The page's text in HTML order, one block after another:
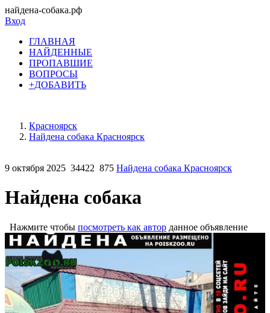
найдена-собака.рф
Вход
ГЛАВНАЯ
НАЙДЕННЫЕ
ПРОПАВШИЕ
ВОПРОСЫ
+ДОБАВИТЬ
Красноярск
Найдена собака Красноярск
9 октября 2025 34422 875 Найдена собака Красноярск
Найдена собака
Нажмите чтобы посмотреть как автор данное объявление